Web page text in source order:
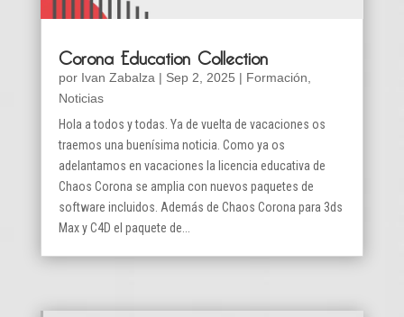
Corona Education Collection
por Ivan Zabalza| Sep 2, 2025 | Formación,
Noticias
Hola a todos y todas. Ya de vuelta de vacaciones os
traemos una buenísima noticia. Como ya os
adelantamos en vacaciones la licencia educativa de
Chaos Corona se amplia con nuevos paquetes de
software incluidos. Además de Chaos Corona para 3ds
Max y C4D el paquete de...